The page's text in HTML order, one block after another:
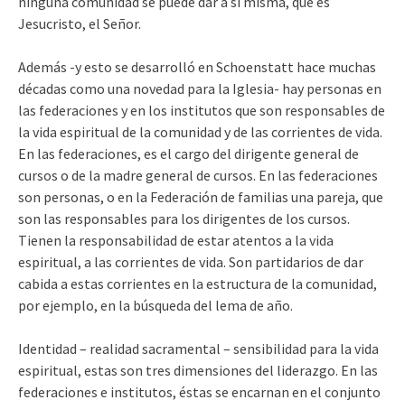
Jesucristo, el Señor.
Además -y esto se desarrolló en Schoenstatt hace muchas
décadas como una novedad para la Iglesia- hay personas en
las federaciones y en los institutos que son responsables de
la vida espiritual de la comunidad y de las corrientes de vida.
En las federaciones, es el cargo del dirigente general de
cursos o de la madre general de cursos. En las federaciones
son personas, o en la Federación de familias una pareja, que
son las responsables para los dirigentes de los cursos.
Tienen la responsabilidad de estar atentos a la vida
espiritual, a las corrientes de vida. Son partidarios de dar
cabida a estas corrientes en la estructura de la comunidad,
por ejemplo, en la búsqueda del lema de año.
Identidad – realidad sacramental – sensibilidad para la vida
espiritual, estas son tres dimensiones del liderazgo. En las
federaciones e institutos, éstas se encarnan en el conjunto